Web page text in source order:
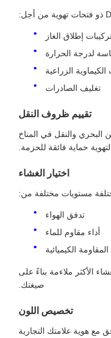
إطلاق الغاز
لدرجة الحرارة
الكيماوية الزراعية
تغليف الصادرات
تقييم ظروف النقل
البحري والنقل في المناخ
حماية فائقة للحزمة.
اختيار الغشاء
مستويات مختلفة من:
تدفق الهواء
أداء مقاوم للماء
المقاومة الكيميائية
الأكثر ملاءمة بناءً على
صيغتك.
تخصيص اللون
مع هوية علامتك التجارية